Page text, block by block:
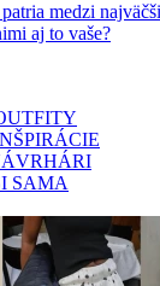
medzi
aj to vaše?
SAMA